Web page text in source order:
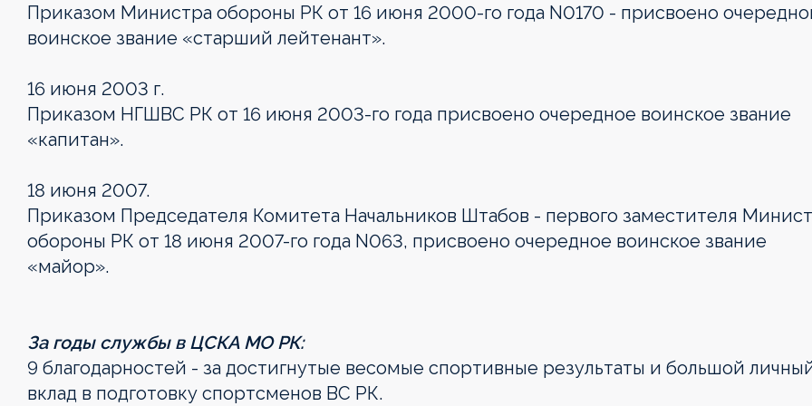
OLIMPBET
Жаңалықтар
1XBET
Жаңалықтар
OLIMPBET
Жаңалықтар
Күнтізбе
ЕКІНШІ
Жаңалықтар
Күнтізбе
OLIMPBET
Жаңалықтар
Күнтізбе
ӘЙЕЛДЕР
Жаңалықтар
Күнтізбе
ӘЙЕЛДЕР
Жаңалықтар
Күнтізбе
1ХВЕТ
Жаңалықтар
Басшылық
Приказом Министра обороны РК от 16 июня 2000-го года N0170 - присвоено
воинское звание «старший лейтенант».
16 июня 2003 г.
Приказом НГШВС РК от 16 июня 2003-го года присвоено очередное воинское звание
«капитан».
18 июня 2007.
Приказом Председателя Комитета Начальников Штабов - первого заместителя
обороны РК от 18 июня 2007-го года N063, присвоено очередное воинское звание
«майор».
За годы службы в ЦСКА МО РК:
9 благодарностей - за достигнутые весомые спортивные результаты и большой
вклад в подготовку спортсменов ВС РК.